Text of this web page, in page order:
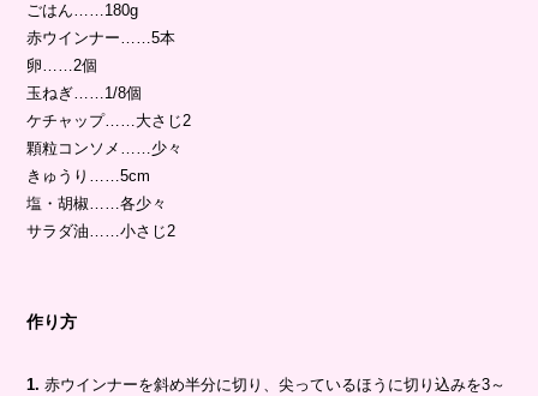
ごはん……180g
赤ウインナー……5本
卵……2個
玉ねぎ……1/8個
ケチャップ……大さじ2
顆粒コンソメ……少々
きゅうり……5cm
塩・胡椒……各少々
サラダ油……小さじ2
作り方
1. 赤ウインナーを斜め半分に切り、尖っているほうに切り込みを3～